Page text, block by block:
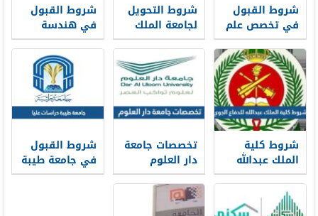
شروط القبول
في تخصص علم
النفس ونسب
القبول 1448
شروط التحويل
لجامعة الملك
سعود من
جامعات خارجية
1448
شروط القبول
في هندسة
الطيران جامعة
الملك عبدالعزيز
شروط كلية
الملك عبدالله
للدفاع الجوي
1448 ونسب
القبول
تخصصات جامعة
دار العلوم
وشروط القبول
1448
شروط القبول
في جامعة طيبة
دراسات عليا